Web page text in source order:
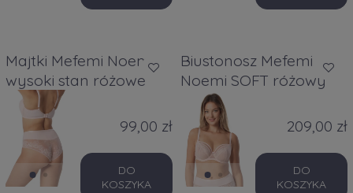
Majtki Mefemi Noemi
wysoki stan różowe
99,00 zł
DO
KOSZYKA
Biustonosz Mefemi
Noemi SOFT różowy
209,00 zł
DO
KOSZYKA